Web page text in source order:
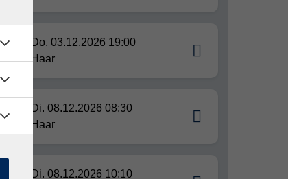
Do. 03.12.2026 19:00
Haar
Di. 08.12.2026 08:30
Haar
Di. 08.12.2026 10:10